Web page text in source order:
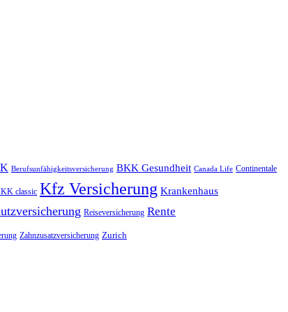
Berufsunfähigkeitsversicherung BKK Gesundheit Canada Life Continentale
classic Kfz Versicherung Krankenhaus
Reiseversicherung Rente
Zahnzusatzversicherung Zurich